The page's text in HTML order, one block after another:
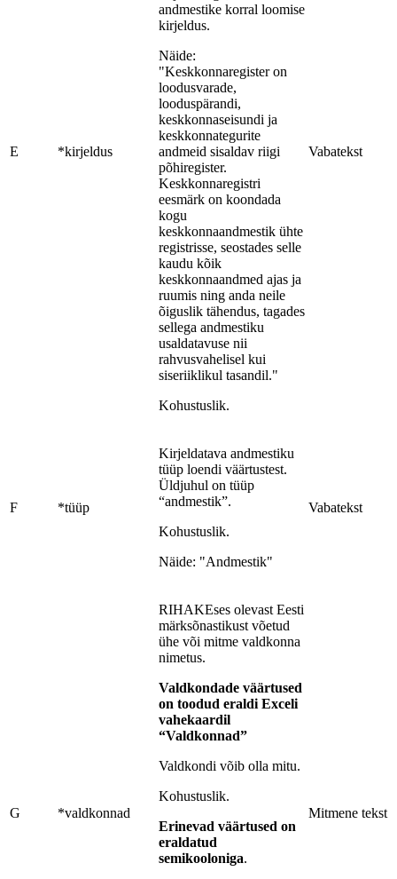
E *kirjeldus
andmestike korral loomise
kirjeldus.
Näide:
"Keskkonnaregister on
loodusvarade,
looduspärandi,
keskkonnaseisundi ja
keskkonnategurite
andmeid sisaldav riigi
põhiregister.
Keskkonnaregistri
eesmärk on koondada
kogu
keskkonnaandmestik ühte
registrisse, seostades selle
kaudu kõik
keskkonnaandmed ajas ja
ruumis ning anda neile
õiguslik tähendus, tagades
sellega andmestiku
usaldatavuse nii
rahvusvahelisel kui
siseriiklikul tasandil."
Kohustuslik.
Vabatekst
F *tüüp
Kirjeldatava andmestiku
tüüp loendi väärtustest.
Üldjuhul on tüüp
“andmestik”.
Kohustuslik.
Näide: "Andmestik"
Vabatekst
G *valdkonnad
RIHAKEses olevast Eesti
märksõnastikust võetud
ühe või mitme valdkonna
nimetus.
Valdkondade väärtused
on toodud eraldi Exceli
vahekaardil
“Valdkonnad”
Valdkondi võib olla mitu.
Kohustuslik.
Erinevad väärtused on
eraldatud
semikooloniga.
Mitmene tekst